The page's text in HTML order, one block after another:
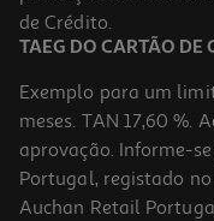
2,09 €
de Crédito.
TAEG DO CARTÃO DE
Exemplo para um
meses. TAN 17,60 %.
aprovação. Informe-
Portugal, registado
Auchan Retail